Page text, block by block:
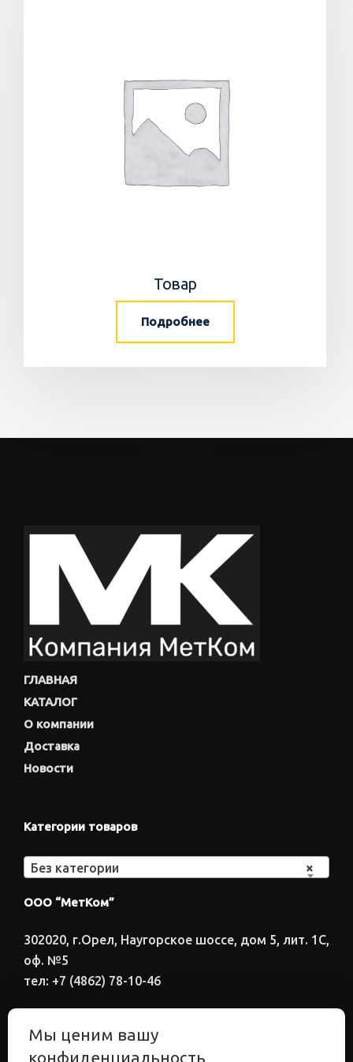
Товар
Подробнее
ГЛАВНАЯ
КАТАЛОГ
О компании
Доставка
Новости
Категории товаров
×
Без категории
ООО “МетКом”
302020, г.Орел, Наугорское шоссе, дом 5, лит. 1С,
оф. №5
тел: +7 (4862) 78-10-46
Электронный адрес
Мы ценим вашу
конфиденциальность